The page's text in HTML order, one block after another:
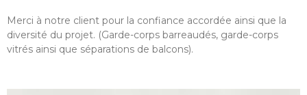
Merci à notre client pour la confiance accordée ainsi que la
diversité du projet. (Garde-corps barreaudés, garde-corps
vitrés ainsi que séparations de balcons).